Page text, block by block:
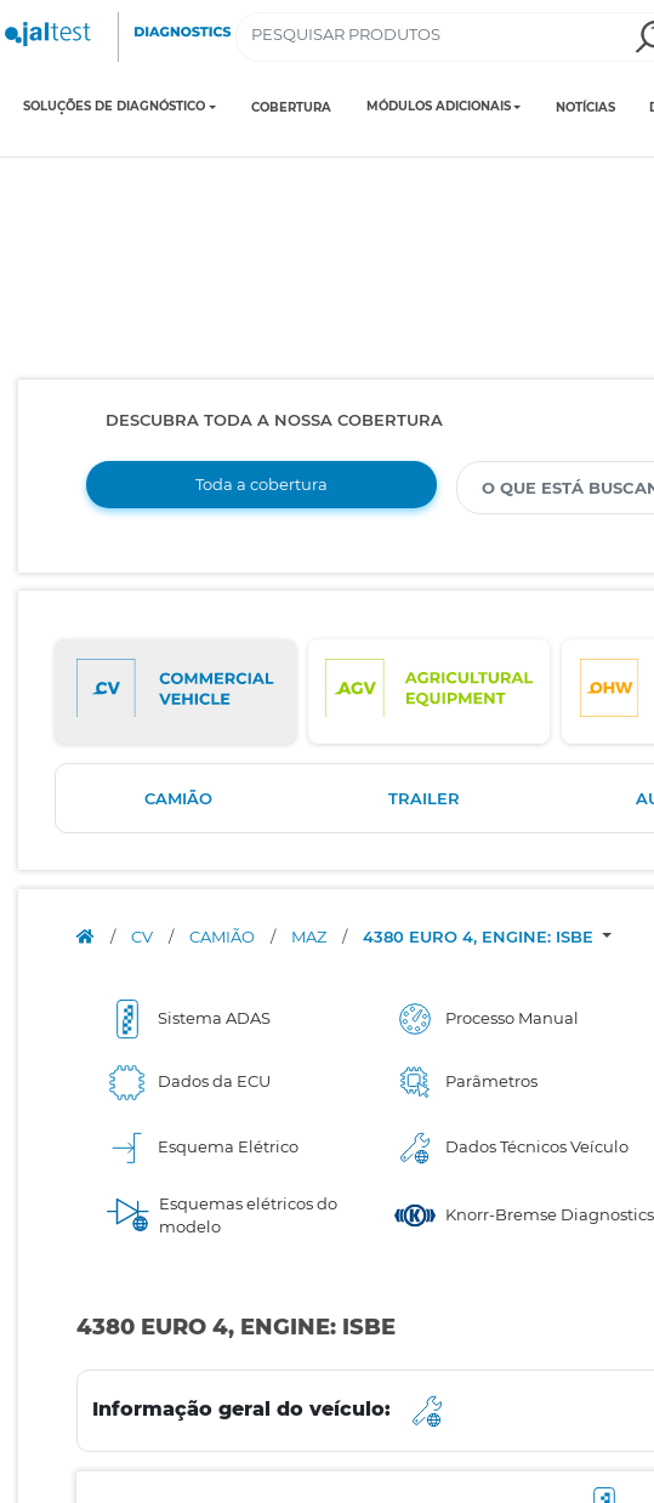
SOLUÇÕES DE DIAGNÓSTICO COBERTURA MÓDULOS ADICIONAIS NOTÍCIAS
DESCUBRA TODA A NOSSA COBERTURA
Toda a cobertura
CAMIÃO TRAILER
/ CV / CAMIÃO / MAZ / 4380 EURO 4, ENGINE: ISBE
Sistema ADAS Processo Manual
Dados da ECU Parâmetros
Esquema Elétrico Dados Técnicos Veículo
Esquemas elétricos do
modelo
Knorr-Bremse Diagnostics
4380 EURO 4, ENGINE: ISBE
Informação geral do veículo: